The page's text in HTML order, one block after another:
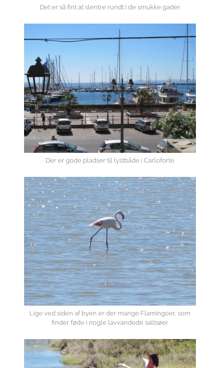
Det er så fint at slentre rundt i de smukke gader
Der er gode pladser til lystbåde i Carloforte
Lige ved siden af byen er der mange Flamingoer, som
finder føde i nogle lavvandede saltsøer